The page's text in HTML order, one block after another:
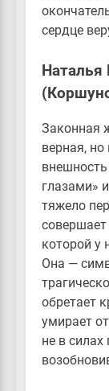
сердце
Законная
верная,
глазами»
тяжело
которой у
Она —
обретает
умирает
не в силах